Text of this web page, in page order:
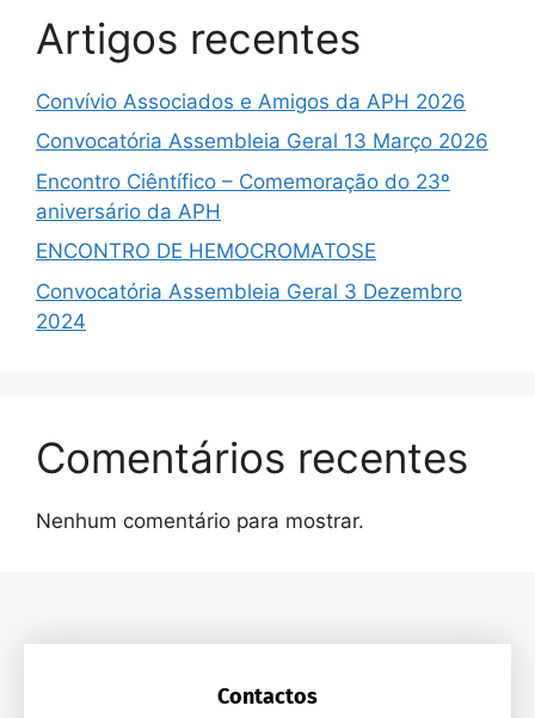
Artigos recentes
Convívio Associados e Amigos da APH 2026
Convocatória Assembleia Geral 13 Março 2026
Encontro Ciêntífico – Comemoração do 23º
aniversário da APH
ENCONTRO DE HEMOCROMATOSE
Convocatória Assembleia Geral 3 Dezembro
2024
Comentários recentes
Nenhum comentário para mostrar.
Contactos